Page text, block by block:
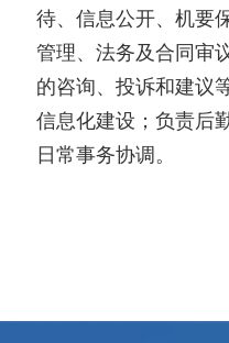
待、信息公开、机要
管理、法务及合同审
的咨询、投诉和建议
信息化建设；负责后
日常事务协调。